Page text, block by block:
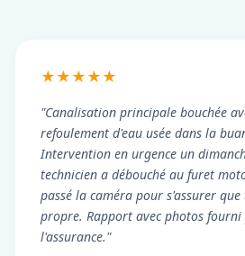
★★★★★
"Canalisation principale bouchée
refoulement d'eau usée dans la
Intervention en urgence un
technicien a débouché au furet
passé la caméra pour s'assurer
propre. Rapport avec photos
l'assurance."